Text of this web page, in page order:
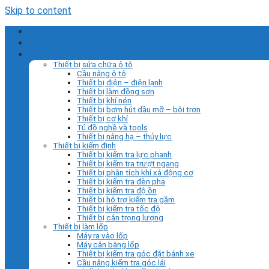
Skip to content
Thiết bị sửa chữa ô tô
Cầu nâng ô tô
Thiết bị điện – điện lạnh
Thiết bị làm đồng sơn
Thiết bị khí nén
Thiết bị bơm hút dầu mỡ – bôi trơn
Thiết bị cơ khí
Tủ đồ nghề và tools
Thiết bị nâng hạ – thủy lực
Thiết bị kiểm định
Thiết bị kiểm tra lực phanh
Thiết bị kiểm tra trượt ngang
Thiết bị phân tích khí xả động cơ
Thiết bị kiểm tra đèn pha
Thiết bị kiểm tra độ ồn
Thiết bị hỗ trợ kiểm tra gầm
Thiết bị kiểm tra tốc độ
Thiết bị cân trọng lượng
Thiết bị làm lốp
Máy ra vào lốp
Máy cân bằng lốp
Thiết bị kiểm tra góc đặt bánh xe
Cầu nâng kiểm tra góc lái